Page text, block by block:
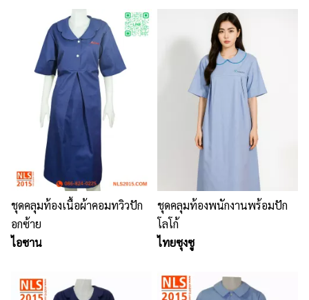
ผ้ากันเปื้อน
ชุดคลุมท้อง
ผลิตภัณฑ์อื่นๆ
ตัวอย่างปกเสื้อโปโล
ตัวอย่างแขนเสื้อโปโล
สีผ้า
ชุดคลุมท้องเนื้อผ้าคอมทวิวปัก
อกซ้าย
ไอซาน
ชุดคลุมท้องพนักงานพร้อมปัก
โลโก้
ไทยซุงซู